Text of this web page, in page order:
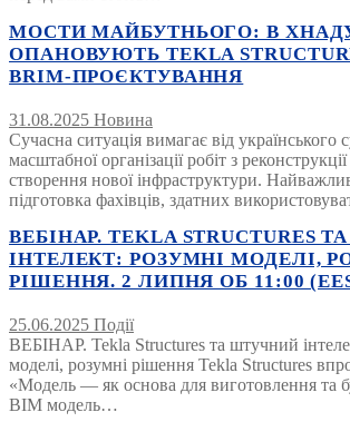
МОСТИ МАЙБУТНЬОГО: В
ОПАНОВУЮТЬ TEKLA
BRIM-ПРОЄКТУВАННЯ
31.08.2025 Новина
Сучасна ситуація вимагає від українського
масштабної організації робіт з
створення нової інфраструктури.
підготовка фахівців, здатних
ВЕБІНАР. TEKLA STRUCTURES
ІНТЕЛЕКТ: РОЗУМНІ МОДЕЛІ,
РІШЕННЯ. 2 ЛИПНЯ ОБ 11:00
25.06.2025 Події
ВЕБІНАР. Tekla Structures та штучний
моделі, розумні рішення Tekla Structures
«Модель — як основа для виготовлення та
BIM модель…